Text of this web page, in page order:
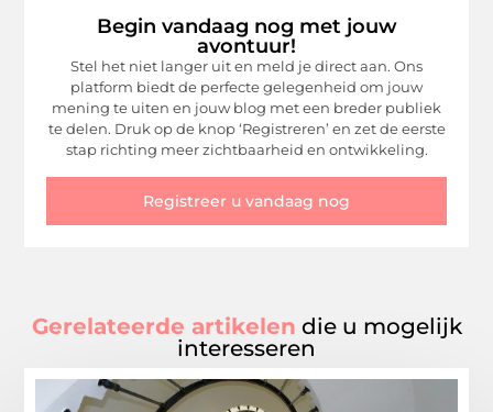
Begin vandaag nog met jouw
avontuur!
Stel het niet langer uit en meld je direct aan. Ons
platform biedt de perfecte gelegenheid om jouw
mening te uiten en jouw blog met een breder publiek
te delen. Druk op de knop ‘Registreren’ en zet de eerste
stap richting meer zichtbaarheid en ontwikkeling.
Registreer u vandaag nog
Gerelateerde artikelen die u mogelijk
interesseren